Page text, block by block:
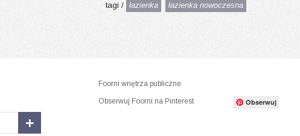
tagi / łazienka łazienka nowoczesna
Foorni wnętrza publiczne
Obserwuj Foorni na Pinterest Obserwuj